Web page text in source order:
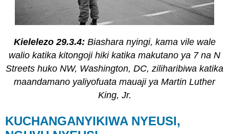
Kielelezo 29.3.4: Biashara nyingi, kama vile wale
walio katika kitongoji hiki katika makutano ya 7 na N
Streets huko NW, Washington, DC, ziliharibiwa katika
maandamano yaliyofuata mauaji ya Martin Luther
King, Jr.
KUCHANGANYIKIWA NYEUSI,